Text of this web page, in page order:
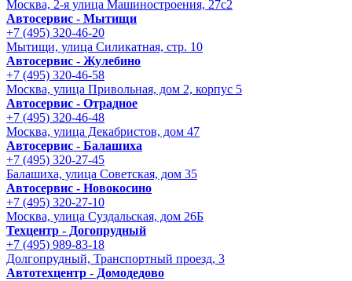
Москва, 2-я улица Машиностроения, 27с2
Автосервис - Мытищи
+7 (495) 320-46-20
Мытищи, улица Силикатная, стр. 10
Автосервис - Жулебино
+7 (495) 320-46-58
Москва, улица Привольная, дом 2, корпус 5
Автосервис - Отрадное
+7 (495) 320-46-48
Москва, улица Декабристов, дом 47
Автосервис - Балашиха
+7 (495) 320-27-45
Балашиха, улица Советская, дом 35
Автосервис - Новокосино
+7 (495) 320-27-10
Москва, улица Суздальская, дом 26Б
Техцентр - Догопрудный
+7 (495) 989-83-18
Долгопрудный, Транспортный проезд, 3
Автотехцентр - Домодедово